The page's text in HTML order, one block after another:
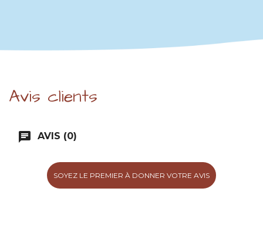
Avis clients
chat AVIS (0)
SOYEZ LE PREMIER À DONNER VOTRE AVIS